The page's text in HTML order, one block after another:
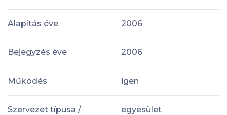
Alapítás éve 2006
Bejegyzés éve 2006
Működés igen
Szervezet típusa /
egyesület